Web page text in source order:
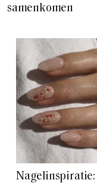
samenkomen
Nagelinspiratie: